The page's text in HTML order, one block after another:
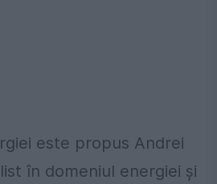
este propus Andrei
în domeniul energiei și